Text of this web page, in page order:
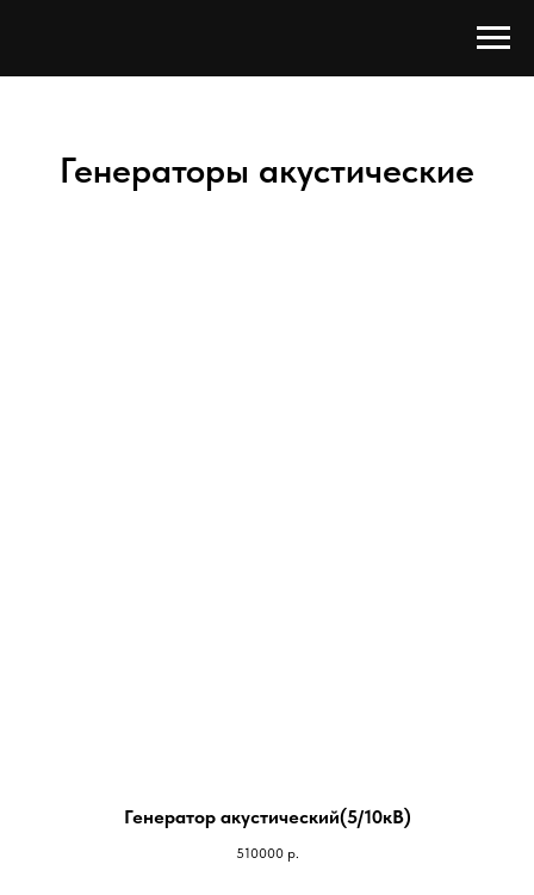
Генераторы акустические
Генератор акустический(5/10кВ)
510000 р.